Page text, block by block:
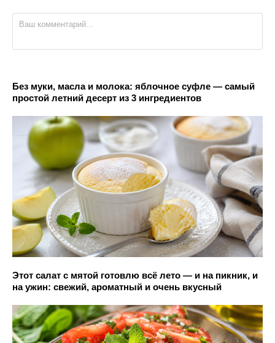
Без муки, масла и молока: яблочное суфле — самый
простой летний десерт из 3 ингредиентов
Этот салат с мятой готовлю всё лето — и на пикник, и
на ужин: свежий, ароматный и очень вкусный